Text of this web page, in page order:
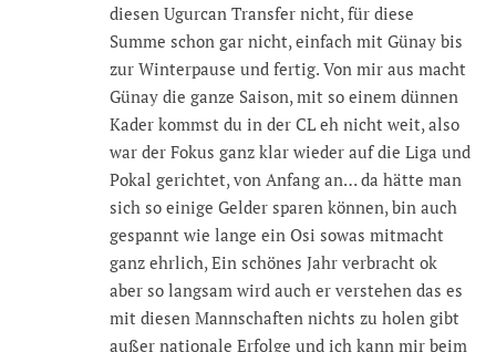
diesen Ugurcan Transfer nicht, für diese
Summe schon gar nicht, einfach mit Günay bis
zur Winterpause und fertig. Von mir aus macht
Günay die ganze Saison, mit so einem dünnen
Kader kommst du in der CL eh nicht weit, also
war der Fokus ganz klar wieder auf die Liga und
Pokal gerichtet, von Anfang an… da hätte man
sich so einige Gelder sparen können, bin auch
gespannt wie lange ein Osi sowas mitmacht
ganz ehrlich, Ein schönes Jahr verbracht ok
aber so langsam wird auch er verstehen das es
mit diesen Mannschaften nichts zu holen gibt
außer nationale Erfolge und ich kann mir beim